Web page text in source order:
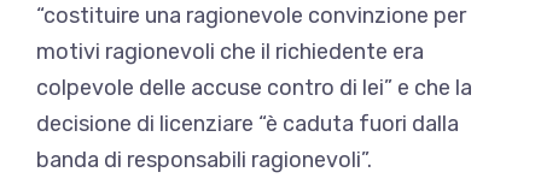
“costituire una ragionevole convinzione per
motivi ragionevoli che il richiedente era
colpevole delle accuse contro di lei” e che la
decisione di licenziare “è caduta fuori dalla
banda di responsabili ragionevoli”.